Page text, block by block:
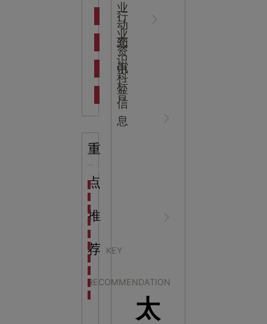
吉
心
NEWS
CENTER
业
动
态
行
业
资
讯
知
识
科
普
中
标
信
息
重
点
推
荐 KEY
RECOMMENDATION
海洋馆设计建设方案：展示内容和互动体验设计
非遗文化展厅设计要点：展厅布局策展技巧和创新元
航空航天科技馆设计思路：如何设计促进公众的兴趣
目前科技馆的展示内容主要包含哪些几个方面？
全息体验馆设计：打造身临其境的奇妙世界
太